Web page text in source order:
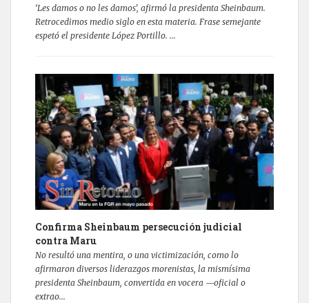
‘Les damos o no les damos’, afirmó la presidenta Sheinbaum.
Retrocedimos medio siglo en esta materia. Frase semejante
espetó el presidente López Portillo. ...
Confirma Sheinbaum persecución judicial
contra Maru
No resultó una mentira, o una victimización, como lo
afirmaron diversos liderazgos morenistas, la mismísima
presidenta Sheinbaum, convertida en vocera —oficial o
extrao...